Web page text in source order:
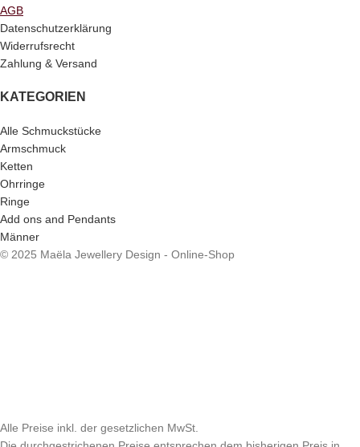
AGB
Datenschutzerklärung
Widerrufsrecht
Zahlung & Versand
KATEGORIEN
Alle Schmuckstücke
Armschmuck
Ketten
Ohrringe
Ringe
Add ons and Pendants
Männer
© 2025 Maëla Jewellery Design - Online-Shop
Alle Preise inkl. der gesetzlichen MwSt.